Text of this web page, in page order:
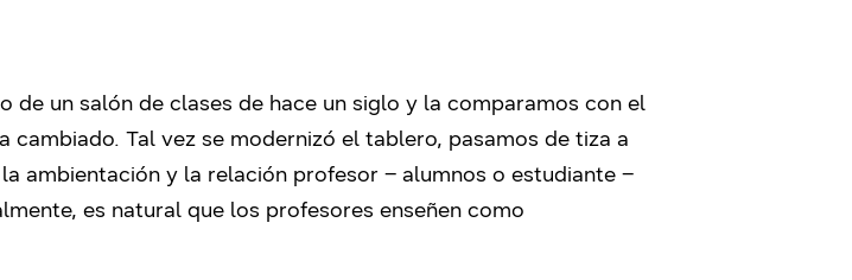
de un salón de clases de hace un siglo y la comparamos con el
Tal vez se modernizó el tablero, pasamos de tiza a
ambientación y la relación profesor – alumnos o estudiante –
es natural que los profesores enseñen como